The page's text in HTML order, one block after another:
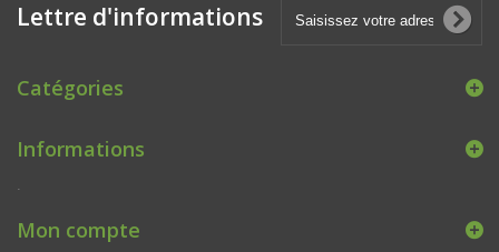
Lettre d'informations
Catégories
Informations
.
Mon compte